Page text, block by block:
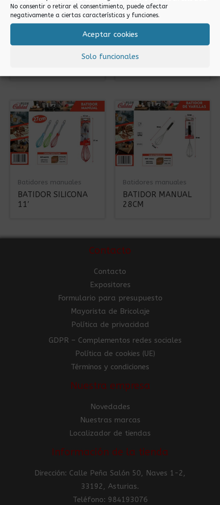
No consentir o retirar el consentimiento, puede afectar
negativamente a ciertas características y funciones.
Aceptar cookies
Solo funcionales
Batidores manuales
BATIDOR MANUAL
Batidores manuales
BATIDOR MANGO
Batidores manuales
BATIDOR SILICONA
11′
Batidores manuales
BATIDOR MANUAL
28CM
Contacto
Contacto
Expositores
Formulario para presupuesto
Mayorista de Bricolaje
Política de privacidad
GDPR – Complementos redes sociales
Política de cookies (UE)
Términos y condiciones
Nuestra empresa
Novedades
Nuestras marcas
Localizador de tiendas
Información de la tienda
Dirección: Calle Peña Salón 50, Naves 1-2,
33192, Asturias.
Teléfono: 984193076